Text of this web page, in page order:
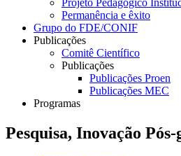
Projeto Pedagógico
Permanência e êxito
Grupo do FDE/CONIF
Publicações
Comitê Científico
Publicações
Publicações Proen
Publicações MEC
Programas
Pesquisa, Inovação